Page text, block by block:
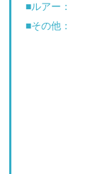
■ルアー：
■その他：